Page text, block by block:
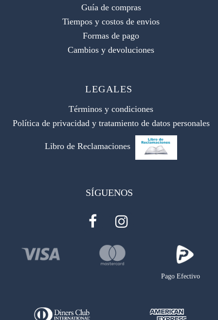
Guía de compras
Tiempos y costos de envios
Formas de pago
Cambios y devoluciones
LEGALES
Términos y condiciones
Política de privacidad y tratamiento de datos personales
Libro de Reclamaciones
SÍGUENOS
Pago Efectivo